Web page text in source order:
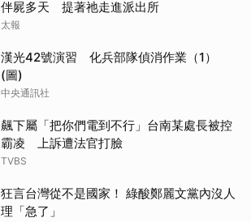
伴屍多天 提著祂走進派出所
太報
漢光42號演習 化兵部隊偵消作業（1）
(圖)
中央通訊社
飆下屬「把你們電到不行」台南某處長被控
霸凌 上訴遭法官打臉
TVBS
狂言台灣從不是國家！ 綠酸鄭麗文黨內沒人
理「急了」